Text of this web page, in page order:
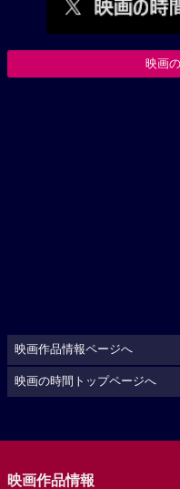
映画
映画作品情報ページへ
映画の時間トップページへ
映画作品情報